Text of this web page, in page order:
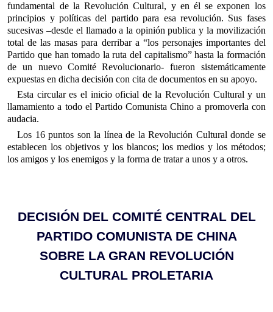
fundamental de la Revolución Cultural, y en él se exponen los
principios y políticas del partido para esa revolución. Sus fases
sucesivas –desde el llamado a la opinión publica y la movilización
total de las masas para derribar a “los personajes importantes del
Partido que han tomado la ruta del capitalismo” hasta la formación
de un nuevo Comité Revolucionario- fueron sistemáticamente
expuestas en dicha decisión con cita de documentos en su apoyo.
Esta circular es el inicio oficial de la Revolución Cultural y un
llamamiento a todo el Partido Comunista Chino a promoverla con
audacia.
Los 16 puntos son la línea de la Revolución Cultural donde se
establecen los objetivos y los blancos; los medios y los métodos;
los amigos y los enemigos y la forma de tratar a unos y a otros.
DECISIÓN DEL COMITÉ CENTRAL DEL
PARTIDO COMUNISTA DE CHINA
SOBRE LA GRAN REVOLUCIÓN
CULTURAL PROLETARIA